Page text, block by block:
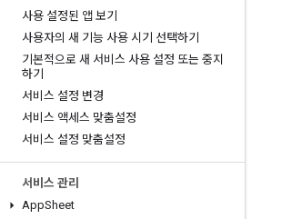
사용 설정된 앱 보기
사용자의 새 기능 사용 시기 선택하기
기본적으로 새 서비스 사용 설정 또는 중지
하기
서비스 설정 변경
서비스 액세스 맞춤설정
서비스 설정 맞춤설정
서비스 관리
AppSheet